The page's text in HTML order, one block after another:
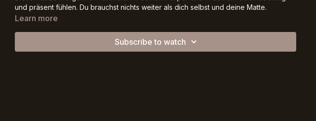
und präsent fühlen. Du brauchst nichts weiter als dich selbst und deine Matte.
Learn more
Subscribe to watch